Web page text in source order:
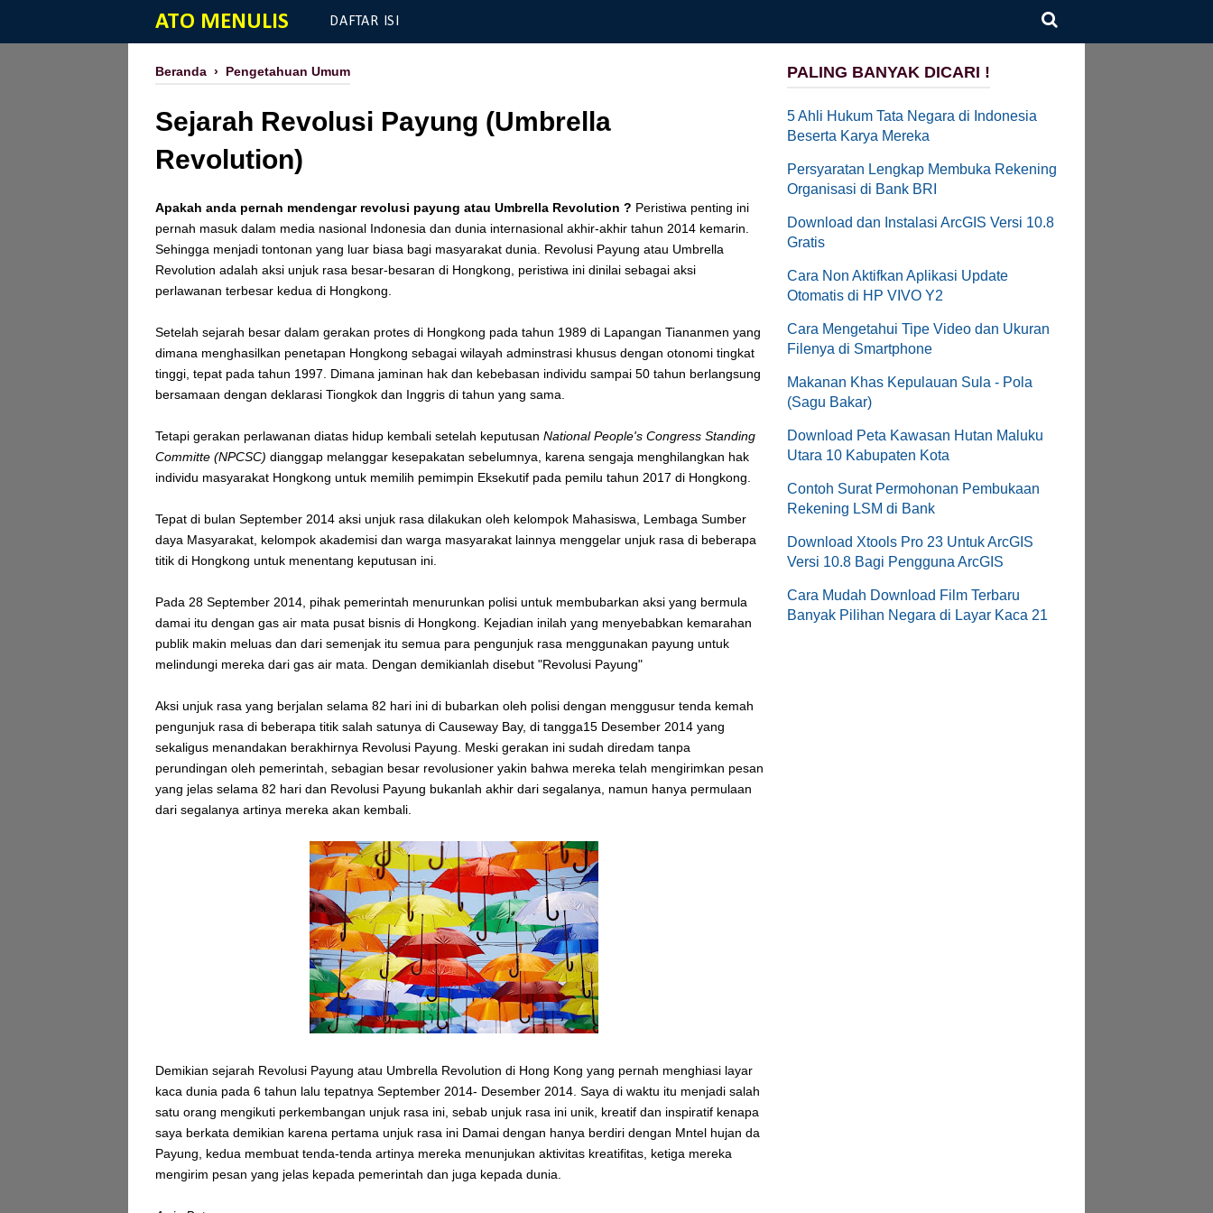
ATO MENULIS DAFTAR ISI
Beranda › Pengetahuan Umum
Sejarah Revolusi Payung (Umbrella
Revolution)
Apakah anda pernah mendengar revolusi payung atau Umbrella Revolution ? Peristiwa penting ini
pernah masuk dalam media nasional Indonesia dan dunia internasional akhir-akhir tahun 2014 kemarin.
Sehingga menjadi tontonan yang luar biasa bagi masyarakat dunia. Revolusi Payung atau Umbrella
Revolution adalah aksi unjuk rasa besar-besaran di Hongkong, peristiwa ini dinilai sebagai aksi
perlawanan terbesar kedua di Hongkong.
Setelah sejarah besar dalam gerakan protes di Hongkong pada tahun 1989 di Lapangan Tiananmen yang
dimana menghasilkan penetapan Hongkong sebagai wilayah adminstrasi khusus dengan otonomi tingkat
tinggi, tepat pada tahun 1997. Dimana jaminan hak dan kebebasan individu sampai 50 tahun berlangsung
bersamaan dengan deklarasi Tiongkok dan Inggris di tahun yang sama.
Tetapi gerakan perlawanan diatas hidup kembali setelah keputusan National People's Congress Standing
Committe (NPCSC) dianggap melanggar kesepakatan sebelumnya, karena sengaja menghilangkan hak
individu masyarakat Hongkong untuk memilih pemimpin Eksekutif pada pemilu tahun 2017 di Hongkong.
Tepat di bulan September 2014 aksi unjuk rasa dilakukan oleh kelompok Mahasiswa, Lembaga Sumber
daya Masyarakat, kelompok akademisi dan warga masyarakat lainnya menggelar unjuk rasa di beberapa
titik di Hongkong untuk menentang keputusan ini.
Pada 28 September 2014, pihak pemerintah menurunkan polisi untuk membubarkan aksi yang bermula
damai itu dengan gas air mata pusat bisnis di Hongkong. Kejadian inilah yang menyebabkan kemarahan
publik makin meluas dan dari semenjak itu semua para pengunjuk rasa menggunakan payung untuk
melindungi mereka dari gas air mata. Dengan demikianlah disebut "Revolusi Payung"
Aksi unjuk rasa yang berjalan selama 82 hari ini di bubarkan oleh polisi dengan menggusur tenda kemah
pengunjuk rasa di beberapa titik salah satunya di Causeway Bay, di tangga15 Desember 2014 yang
sekaligus menandakan berakhirnya Revolusi Payung. Meski gerakan ini sudah diredam tanpa
perundingan oleh pemerintah, sebagian besar revolusioner yakin bahwa mereka telah mengirimkan pesan
yang jelas selama 82 hari dan Revolusi Payung bukanlah akhir dari segalanya, namun hanya permulaan
dari segalanya artinya mereka akan kembali.
Demikian sejarah Revolusi Payung atau Umbrella Revolution di Hong Kong yang pernah menghiasi layar
kaca dunia pada 6 tahun lalu tepatnya September 2014- Desember 2014. Saya di waktu itu menjadi salah
satu orang mengikuti perkembangan unjuk rasa ini, sebab unjuk rasa ini unik, kreatif dan inspiratif kenapa
saya berkata demikian karena pertama unjuk rasa ini Damai dengan hanya berdiri dengan Mntel hujan da
Payung, kedua membuat tenda-tenda artinya mereka menunjukan aktivitas kreatifitas, ketiga mereka
mengirim pesan yang jelas kepada pemerintah dan juga kepada dunia.
PALING BANYAK DICARI !
5 Ahli Hukum Tata Negara di Indonesia
Beserta Karya Mereka
Persyaratan Lengkap Membuka Rekening
Organisasi di Bank BRI
Download dan Instalasi ArcGIS Versi 10.8
Gratis
Cara Non Aktifkan Aplikasi Update
Otomatis di HP VIVO Y2
Cara Mengetahui Tipe Video dan Ukuran
Filenya di Smartphone
Makanan Khas Kepulauan Sula - Pola
(Sagu Bakar)
Download Peta Kawasan Hutan Maluku
Utara 10 Kabupaten Kota
Contoh Surat Permohonan Pembukaan
Rekening LSM di Bank
Download Xtools Pro 23 Untuk ArcGIS
Versi 10.8 Bagi Pengguna ArcGIS
Cara Mudah Download Film Terbaru
Banyak Pilihan Negara di Layar Kaca 21